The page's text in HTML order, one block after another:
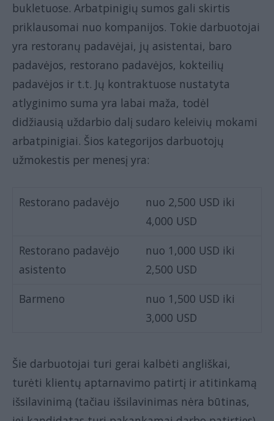
bukletuose. Arbatpinigių sumos gali skirtis
priklausomai nuo kompanijos. Tokie darbuotojai
yra restoranų padavėjai, jų asistentai, baro
padavėjos, restorano padavėjos, kokteilių
padavėjos ir t.t. Jų kontraktuose nustatyta
atlyginimo suma yra labai maža, todėl
didžiausią uždarbio dalį sudaro keleivių mokami
arbatpinigiai. Šios kategorijos darbuotojų
užmokestis per menesį yra:
Restorano padavėjo
nuo 2,500 USD iki
4,000 USD
Restorano padavėjo
asistento
nuo 1,000 USD iki
2,500 USD
Barmeno
nuo 1,500 USD iki
3,000 USD
Šie darbuotojai turi gerai kalbėti angliškai,
turėti klientų aptarnavimo patirtį ir atitinkamą
išsilavinimą (tačiau išsilavinimas nėra būtinas,